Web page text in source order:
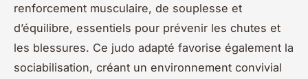
renforcement musculaire, de souplesse et
d’équilibre, essentiels pour prévenir les chutes et
les blessures. Ce judo adapté favorise également la
sociabilisation, créant un environnement convivial